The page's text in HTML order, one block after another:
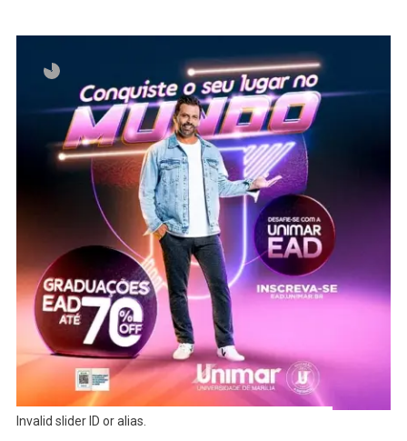
Invalid slider ID or alias.